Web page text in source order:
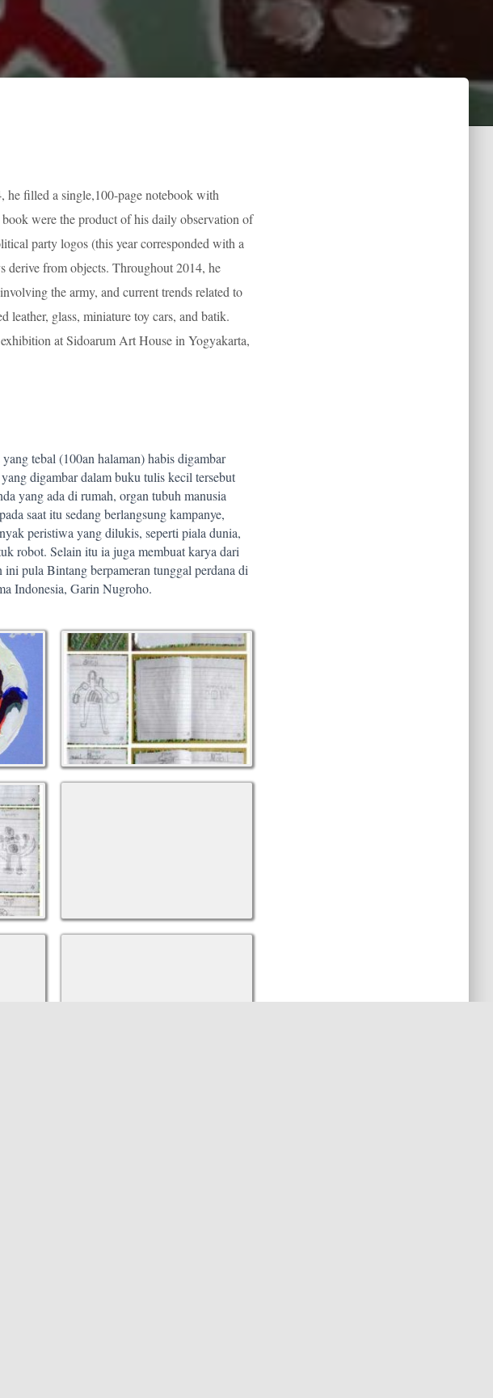
filled a single,100-page notebook with
were the product of his daily observation of
party logos (this year corresponded with a
derive from objects. Throughout 2014, he
the army, and current trends related to
leather, glass, miniature toy cars, and batik.
at Sidoarum Art House in Yogyakarta,
tebal (100an halaman) habis digambar
digambar dalam buku tulis kecil tersebut
yang ada di rumah, organ tubuh manusia
saat itu sedang berlangsung kampanye,
peristiwa yang dilukis, seperti piala dunia,
robot. Selain itu ia juga membuat karya dari
pula Bintang berpameran tunggal perdana di
Indonesia, Garin Nugroho.